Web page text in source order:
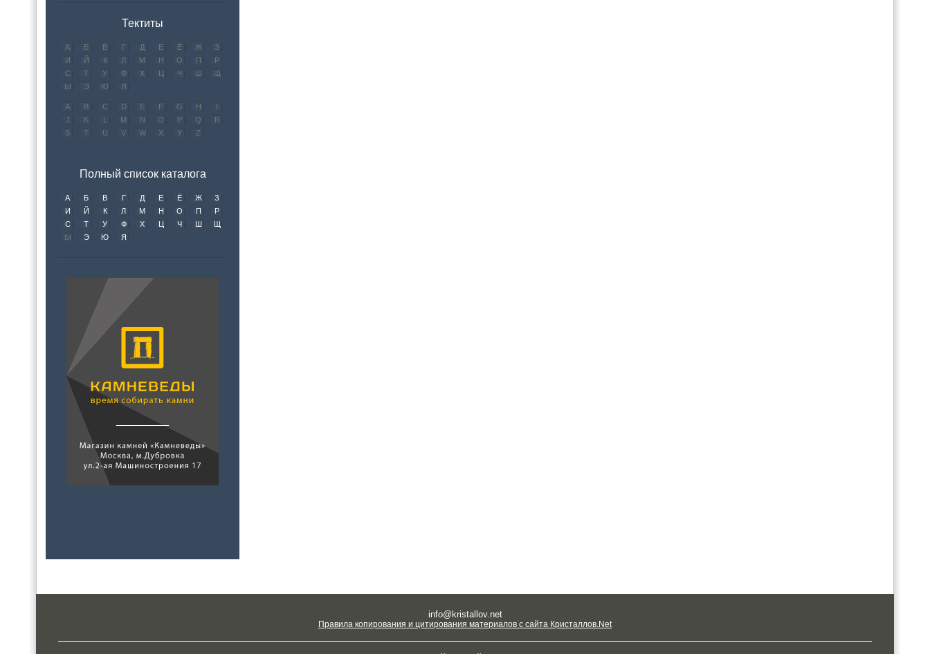
Тектиты
А Б В Г Д Е Ё Ж
З
И
Й К Л М Н О П
Р
С
Т У Ф Х Ц Ч Ш
Щ
Ы
Э Ю Я
A B C D E F G H
I
J
K L M N O P Q
R
S
T U V W X Y Z
Полный список каталога
А Б В Г Д Е Ё Ж
З
И
Й К Л М Н О П
Р
С
Т У Ф Х Ц Ч Ш
Щ
Ы
Э Ю Я
info@kristallov.net
Правила копирования и цитирования материалов с сайта Кристаллов.Net